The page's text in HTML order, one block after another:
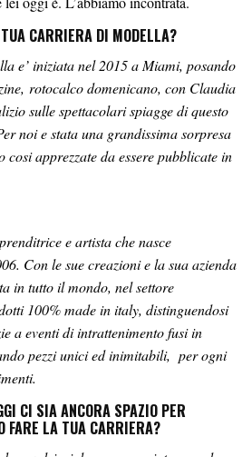
CARRIERA DI MODELLA?
e’ iniziata nel 2015 a Miami, posando
rotocalco domenicano, con Claudia
sulle spettacolari spiagge di questo
noi e stata una grandissima sorpresa
cosi apprezzate da essere pubblicate in
e artista che nasce
Con le sue creazioni e la sua azienda
in tutto il mondo, nel settore
100% made in italy, distinguendosi
a eventi di intrattenimento fusi in
pezzi unici ed inimitabili, per ogni
CI SIA ANCORA SPAZIO PER
FARE LA TUA CARRIERA?